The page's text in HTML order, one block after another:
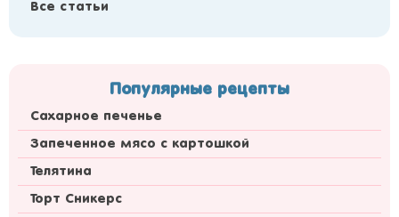
Все статьи
Популярные рецепты
Сахарное печенье
Запеченное мясо с картошкой
Телятина
Торт Сникерс